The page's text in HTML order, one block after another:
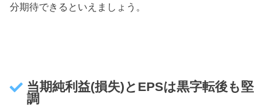
分期待できるといえましょう。
当期純利益(損失)とEPSは黒字転後も堅
調